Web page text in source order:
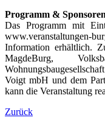
Programm &
Das Programm mit
www.veranstaltungen-
Information erhältlich.
MagdeBurg,
Voigt mbH und dem
kann die Veranstaltung
Zurück